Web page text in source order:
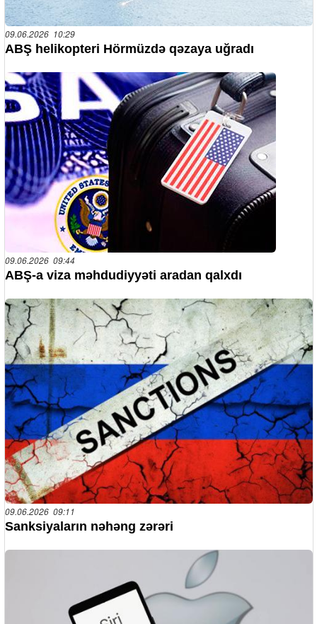
09.06.2026 10:29
ABŞ helikopteri Hörmüzdə qəzaya uğradı
09.06.2026 09:44
ABŞ-a viza məhdudiyyəti aradan qalxdı
09.06.2026 09:11
Sanksiyaların nəhəng zərəri